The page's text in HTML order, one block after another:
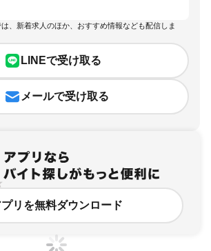
は、新着求人のほか、おすすめ情報なども配信しま
LINEで受け取る
メールで受け取る
プリを無料ダウンロード